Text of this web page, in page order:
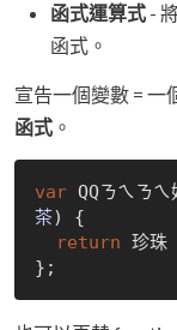
函式運算式 -
函式。
宣告一個變數 = 一
函式 。
var QQㄋㄟㄋㄟ
茶) {
return 珍珠